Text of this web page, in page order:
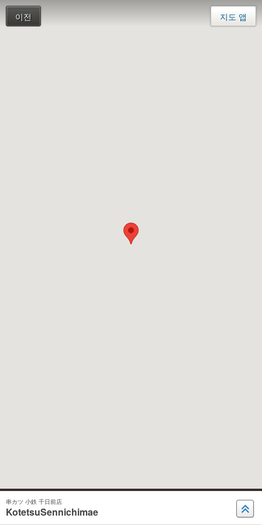
이전 지도 앱
串カツ 小鉄 千日前店
KotetsuSennichimae